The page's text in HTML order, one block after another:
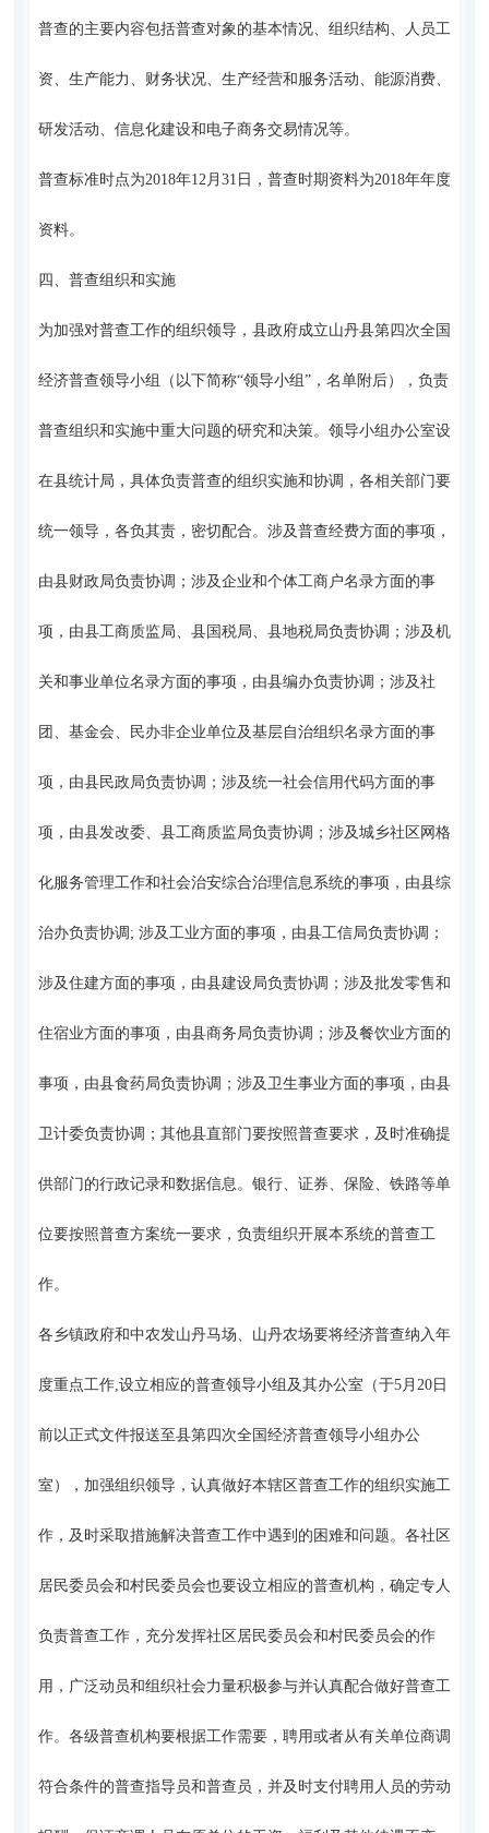
普查的主要内容包括普查对象的基本情况、组织结构、人员工
资、生产能力、财务状况、生产经营和服务活动、能源消费、
研发活动、信息化建设和电子商务交易情况等。
普查标准时点为2018年12月31日，普查时期资料为2018年年度
资料。
四、普查组织和实施
为加强对普查工作的组织领导，县政府成立山丹县第四次全国
经济普查领导小组（以下简称“领导小组”，名单附后），负责
普查组织和实施中重大问题的研究和决策。领导小组办公室设
在县统计局，具体负责普查的组织实施和协调，各相关部门要
统一领导，各负其责，密切配合。涉及普查经费方面的事项，
由县财政局负责协调；涉及企业和个体工商户名录方面的事
项，由县工商质监局、县国税局、县地税局负责协调；涉及机
关和事业单位名录方面的事项，由县编办负责协调；涉及社
团、基金会、民办非企业单位及基层自治组织名录方面的事
项，由县民政局负责协调；涉及统一社会信用代码方面的事
项，由县发改委、县工商质监局负责协调；涉及城乡社区网格
化服务管理工作和社会治安综合治理信息系统的事项，由县综
治办负责协调; 涉及工业方面的事项，由县工信局负责协调；
涉及住建方面的事项，由县建设局负责协调；涉及批发零售和
住宿业方面的事项，由县商务局负责协调；涉及餐饮业方面的
事项，由县食药局负责协调；涉及卫生事业方面的事项，由县
卫计委负责协调；其他县直部门要按照普查要求，及时准确提
供部门的行政记录和数据信息。银行、证券、保险、铁路等单
位要按照普查方案统一要求，负责组织开展本系统的普查工
作。
各乡镇政府和中农发山丹马场、山丹农场要将经济普查纳入年
度重点工作,设立相应的普查领导小组及其办公室（于5月20日
前以正式文件报送至县第四次全国经济普查领导小组办公
室），加强组织领导，认真做好本辖区普查工作的组织实施工
作，及时采取措施解决普查工作中遇到的困难和问题。各社区
居民委员会和村民委员会也要设立相应的普查机构，确定专人
负责普查工作，充分发挥社区居民委员会和村民委员会的作
用，广泛动员和组织社会力量积极参与并认真配合做好普查工
作。各级普查机构要根据工作需要，聘用或者从有关单位商调
符合条件的普查指导员和普查员，并及时支付聘用人员的劳动